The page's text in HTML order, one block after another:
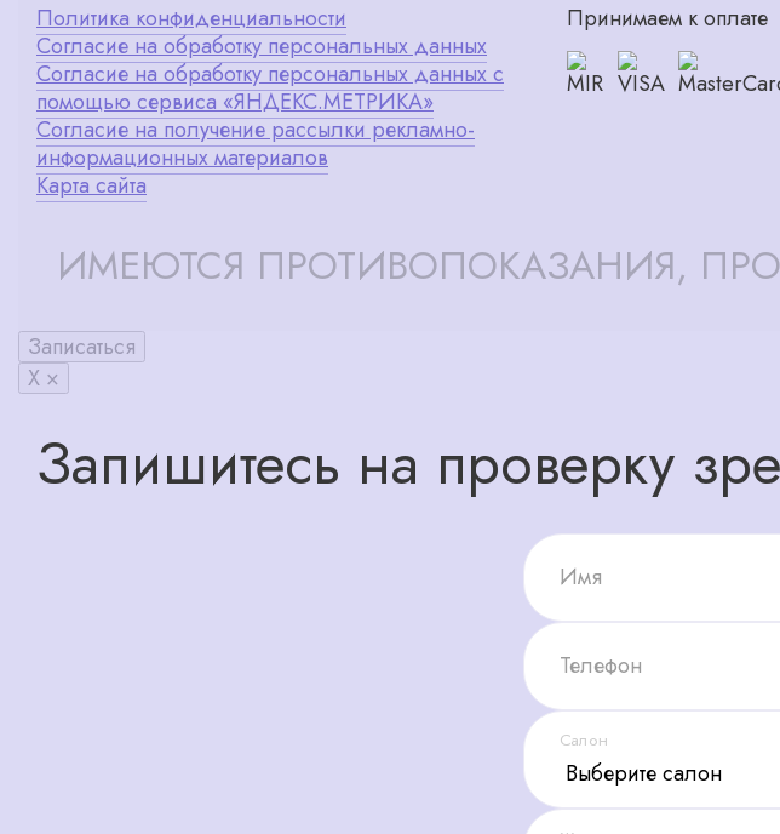
Политика конфиденциальности
Согласие на обработку персональных данных
Согласие на обработку персональных данных с
помощью сервиса «ЯНДЕКС.МЕТРИКА»
Согласие на получение рассылки рекламно-
информационных материалов
Карта сайта
Принимаем к оплате
ИМЕЮТСЯ ПРОТИВОПОКАЗАНИЯ,
Записаться
X ×
Запишитесь на проверку
Имя
Телефон
Салон